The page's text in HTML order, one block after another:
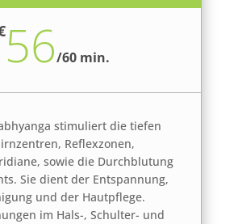
56/60 min.
stimuliert die tiefen
Reflexzonen,
sowie die Durchblutung
Sie dient der Entspannung,
und der Hautpflege.
im Hals-, Schulter- und